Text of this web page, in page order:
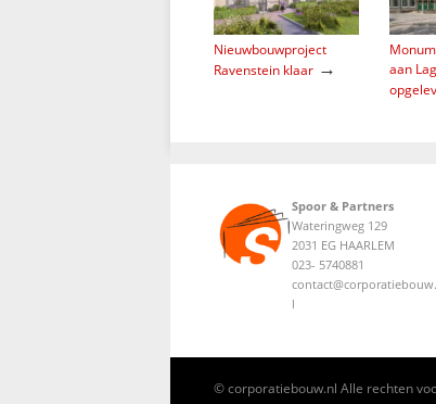
Nieuwbouwproject
Ravenstein klaar →
aan
Spoor & Partners
Wateringweg 129
2031 EG HAARLEM
023- 5740881
l
© corporatiebouw.nl Alle rechten